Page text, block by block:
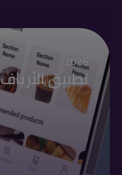
2026
تطبيق الأرياف